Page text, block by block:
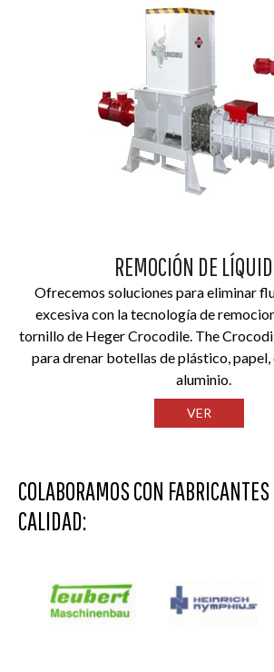
REMOCIÓN DE
Ofrecemos soluciones para eliminar
excesiva con la tecnología de
tornillo de Heger Crocodile. The
para drenar botellas de plástico,
aluminio.
VER
COLABORAMOS CON
CALIDAD: